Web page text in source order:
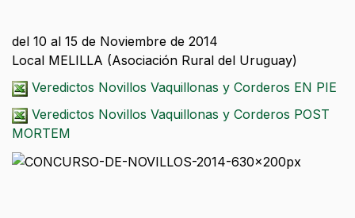
del 10 al 15 de Noviembre de 2014
Local MELILLA (Asociación Rural del Uruguay)
Veredictos Novillos Vaquillonas y Corderos EN PIE
Veredictos Novillos Vaquillonas y Corderos POST
MORTEM